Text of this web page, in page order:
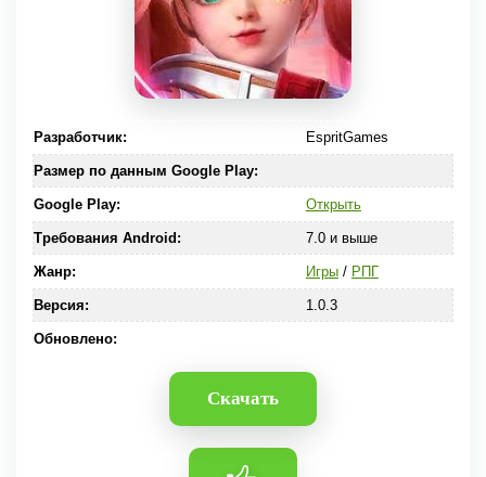
Разработчик: EspritGames
Размер по данным Google Play:
Google Play: Открыть
Требования Android: 7.0 и выше
Жанр: Игры/ РПГ
Версия: 1.0.3
Обновлено:
Скачать